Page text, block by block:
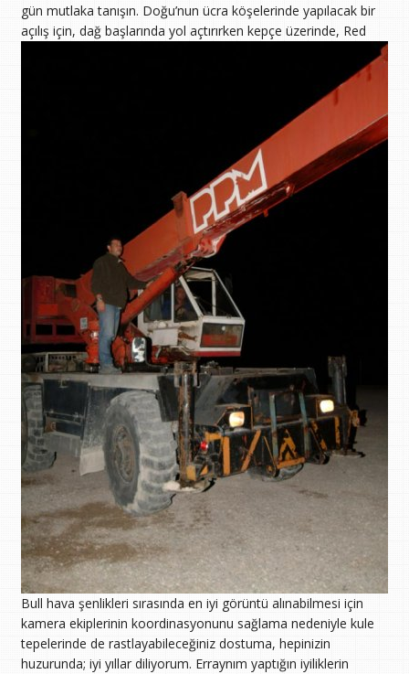
gün mutlaka tanışın. Doğu’nun ücra köşelerinde yapılacak bir
açılış için, dağ başlarında yol açtırırken kepçe üzerinde, Red
Bull hava şenlikleri sırasında en iyi görüntü alınabilmesi için
kamera ekiplerinin koordinasyonunu sağlama nedeniyle kule
tepelerinde de rastlayabileceğiniz dostuma, hepinizin
huzurunda; iyi yıllar diliyorum. Erraynım yaptığın iyiliklerin